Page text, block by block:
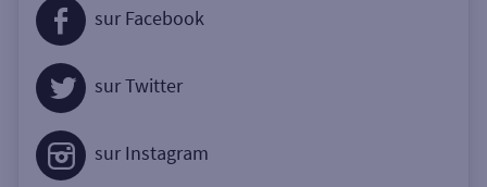
sur Facebook
sur Twitter
sur Instagram